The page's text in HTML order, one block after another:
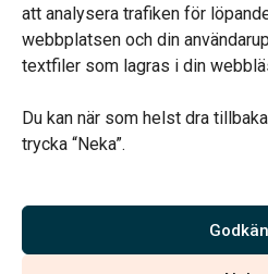
att analysera trafiken för
webbplatsen och din
textfiler som lagras i din
Du kan när som helst dra
trycka “Neka”.
Annan tid efter överenskommelse
Vi är auktoriserade av Sveriges